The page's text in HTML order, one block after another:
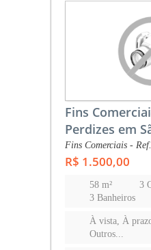
Fins
Perdizes em
Fins Comerciais -
R$ 1.500,00
58 m²
3
3 Banheiros
À vista, À
Outros...